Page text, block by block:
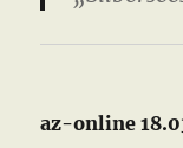
az-online